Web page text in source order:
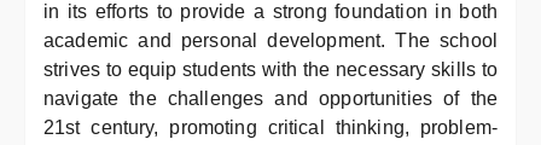
in its efforts to provide a strong foundation in both
academic and personal development. The school
strives to equip students with the necessary skills to
navigate the challenges and opportunities of the
21st century, promoting critical thinking, problem-